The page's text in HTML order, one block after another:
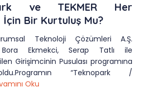
ve TEKMER Her
İçin Bir Kurtuluş Mu?
Teknoloji Çözümleri A.Ş.
Bora Ekmekci, Serap Tatlı ile
Girişimcinin Pusulası programına
“Teknopark /
Oku